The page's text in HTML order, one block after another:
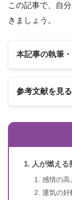
この記事で、自
きましょう。
本記事の執筆
参考文献を見る
書籍名
著者
人が燃える
感情の高
運気の好